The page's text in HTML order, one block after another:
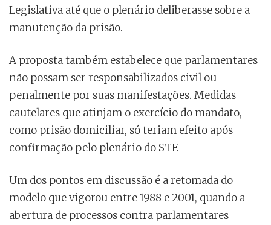
Legislativa até que o plenário deliberasse sobre a
manutenção da prisão.
A proposta também estabelece que parlamentares
não possam ser responsabilizados civil ou
penalmente por suas manifestações. Medidas
cautelares que atinjam o exercício do mandato,
como prisão domiciliar, só teriam efeito após
confirmação pelo plenário do STF.
Um dos pontos em discussão é a retomada do
modelo que vigorou entre 1988 e 2001, quando a
abertura de processos contra parlamentares